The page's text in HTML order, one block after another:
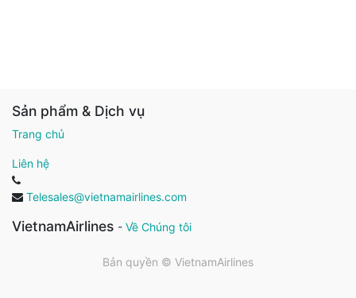
Sản phẩm & Dịch vụ
Trang chủ
Liên hệ
Telesales@vietnamairlines.com
VietnamAirlines - Về Chúng tôi
Bản quyền © VietnamAirlines